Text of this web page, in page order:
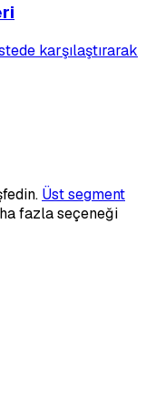
karşılaştırarak
Üst segment
fazla seçeneği